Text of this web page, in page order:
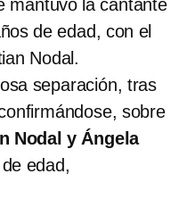
mantuvo la cantante
de edad, con el
Nodal.
separación, tras
sobre
Nodal y Ángela
edad,